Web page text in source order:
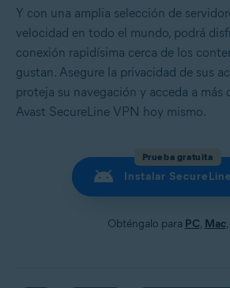
Y con una amplia selección de
velocidad en todo el mundo, podrá
conexión rapidísima cerca de los
gustan. Asegure la privacidad de sus
proteja su navegación y acceda a más
Avast SecureLine VPN hoy mismo.
Prueba gratuita
Instalar
Obténgalo para PC, Mac,